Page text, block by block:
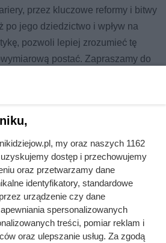
przez kluczowe reformy i bitwy
po jego dziedzictwo i wpływ na
pozwoli lepiej zrozumieć tę
postać. Zapraszamy do
historii Otto von Bismarcka poprzez
w temacie Otto
Bismarck
polityka
międzynarodowa
wielcy dowódcy
Adolf Hitler
my oraz naszych 1162
dostęp i przechowujemy
oraz przetwarzamy dane
identyfikatory, standardowe
urządzenie czy dane
spersonalizowanych
treści, pomiar reklam i
oraz ulepszanie usług. Za zgodą